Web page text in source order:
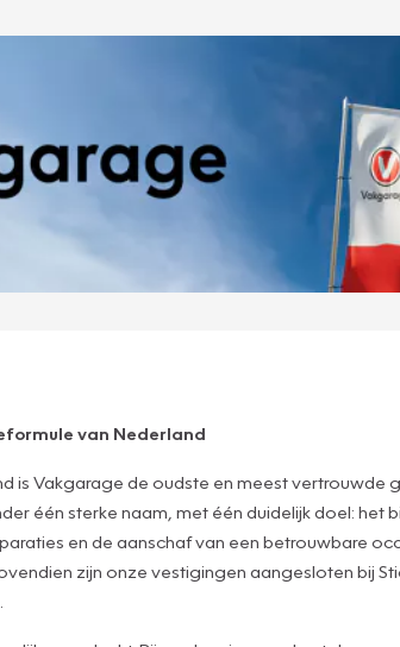
van Nederland
is Vakgarage de oudste en meest
één sterke naam, met één duidelijk doel: het
en de aanschaf van een betrouwbare
zijn onze vestigingen aangesloten bij